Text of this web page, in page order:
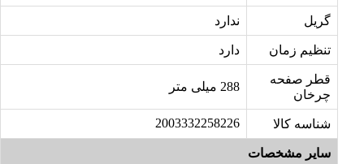
گریل ندارد
تنظیم زمان دارد
قطر صفحه
چرخان
288 میلی متر
شناسه کالا 2003332258226
سایر مشخصات